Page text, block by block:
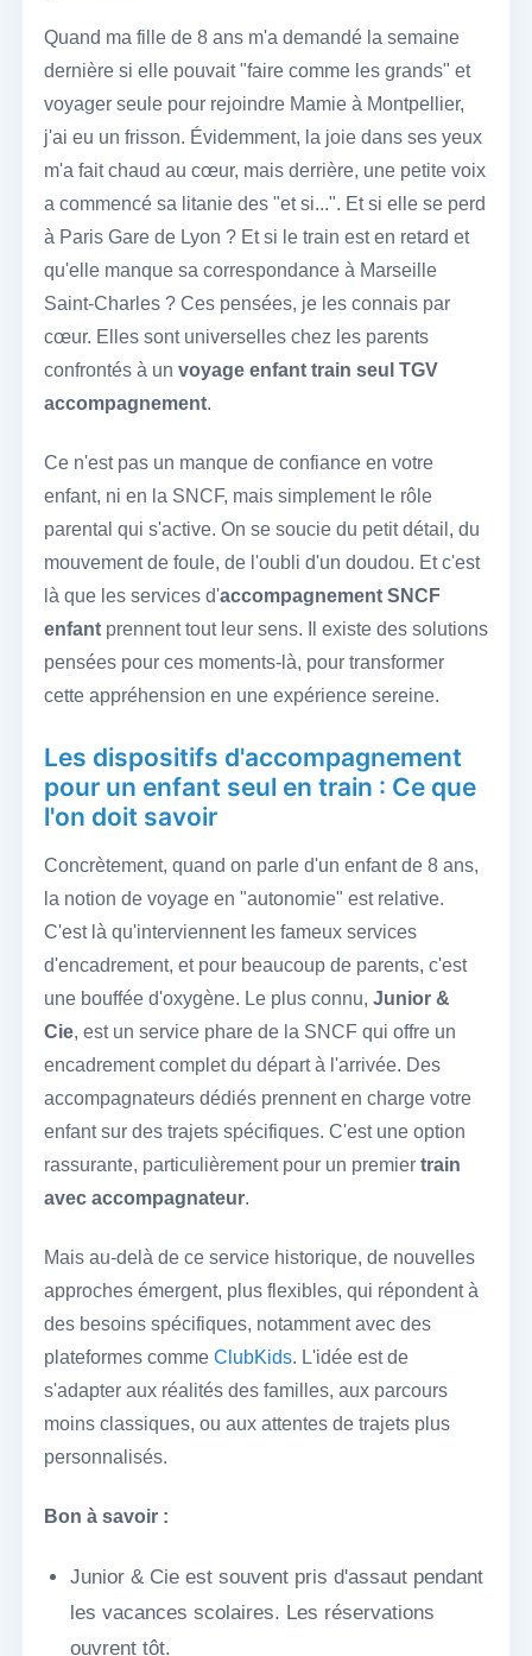
Quand ma fille de 8 ans m'a demandé la semaine
dernière si elle pouvait "faire comme les grands" et
voyager seule pour rejoindre Mamie à Montpellier,
j'ai eu un frisson. Évidemment, la joie dans ses yeux
m'a fait chaud au cœur, mais derrière, une petite voix
a commencé sa litanie des "et si...". Et si elle se perd
à Paris Gare de Lyon ? Et si le train est en retard et
qu'elle manque sa correspondance à Marseille
Saint-Charles ? Ces pensées, je les connais par
cœur. Elles sont universelles chez les parents
confrontés à un voyage enfant train seul TGV
accompagnement.
Ce n'est pas un manque de confiance en votre
enfant, ni en la SNCF, mais simplement le rôle
parental qui s'active. On se soucie du petit détail, du
mouvement de foule, de l'oubli d'un doudou. Et c'est
là que les services d'accompagnement SNCF
enfantprennent tout leur sens. Il existe des solutions
pensées pour ces moments-là, pour transformer
cette appréhension en une expérience sereine.
Les dispositifs d'accompagnement
pour un enfant seul en train : Ce que
l'on doit savoir
Concrètement, quand on parle d'un enfant de 8 ans,
la notion de voyage en "autonomie" est relative.
C'est là qu'interviennent les fameux services
d'encadrement, et pour beaucoup de parents, c'est
une bouffée d'oxygène. Le plus connu, Junior &
Cie, est un service phare de la SNCF qui offre un
encadrement complet du départ à l'arrivée. Des
accompagnateurs dédiés prennent en charge votre
enfant sur des trajets spécifiques. C'est une option
rassurante, particulièrement pour un premier train
avec accompagnateur.
Mais au-delà de ce service historique, de nouvelles
approches émergent, plus flexibles, qui répondent à
des besoins spécifiques, notamment avec des
plateformes comme ClubKids. L'idée est de
s'adapter aux réalités des familles, aux parcours
moins classiques, ou aux attentes de trajets plus
personnalisés.
Bon à savoir :
Junior & Cie est souvent pris d'assaut pendant
les vacances scolaires. Les réservations
ouvrent tôt.